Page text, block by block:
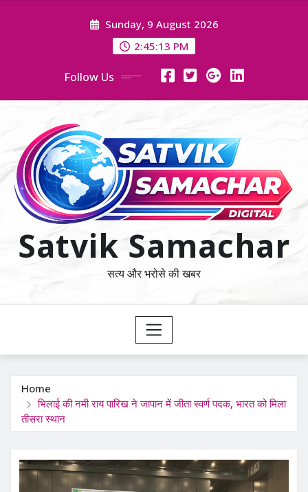
Sunday, 9 August 2026
2:45:13 PM
Follow Us
Satvik Samachar
सत्य और भरोसे की खबर
Home
भिलाई की नमी राय पारिख ने जापान में जीता स्वर्ण पदक, भारत को मिला
तीसरा स्थान